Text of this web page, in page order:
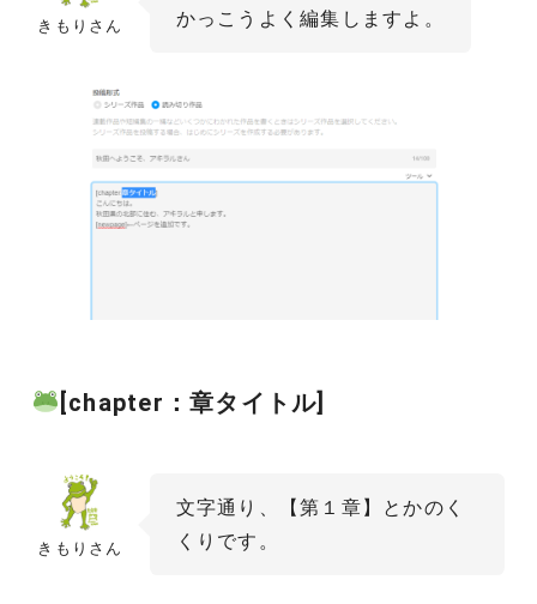
きもりさん
かっこうよく編集しますよ。
[chapter：章タイトル]
きもりさん
文字通り、【第１章】とかのく
くりです。